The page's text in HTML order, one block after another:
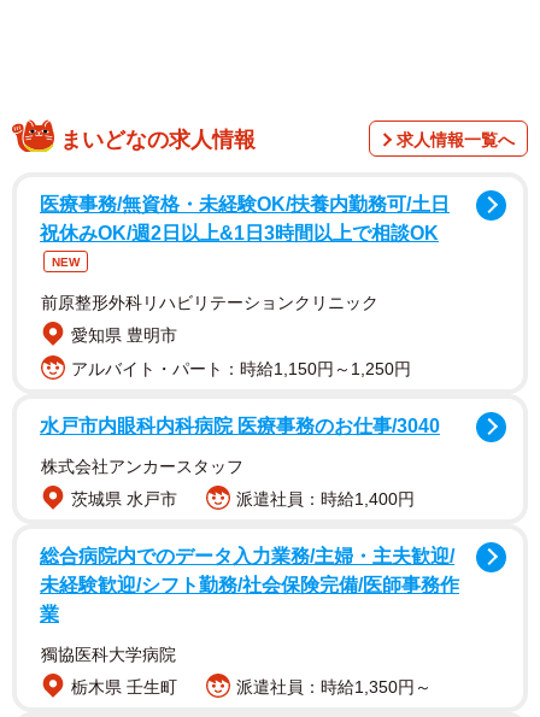
調査は、2023年3月にインターネットで実施され、同社が
を基にランキング化しました。
美容好きといえばこの芸人ランキングTOP10（提供画像）
【1位：EXIT】
吉本興業に所属するりんたろー。さんと兼近大樹さんから
なるお笑いコンビ、音楽ユニット。りんたろー。さんの美
まいどなの求人情報 求人情報一覧へ
医療事務/無資格・未経験OK/扶養内勤務可/土日
祝休みOK/週2日以上&1日3時間以上で相談OK
NEW
前原整形外科リハビリテーションクリニック
愛知県 豊明市
アルバイト・パート：時給1,150円～1,250円
水戸市内眼科内科病院 医療事務のお仕事/3040
株式会社アンカースタッフ
茨城県 水戸市
派遣社員：時給1,400円
総合病院内でのデータ入力業務/主婦・主夫歓迎/
未経験歓迎/シフト勤務/社会保険完備/医師事務作
業
獨協医科大学病院
栃木県 壬生町
派遣社員：時給1,350円～